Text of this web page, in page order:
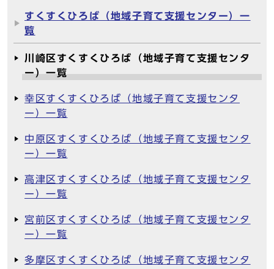
すくすくひろば（地域子育て支援センター）一
覧
川崎区すくすくひろば（地域子育て支援センタ
ー）一覧
幸区すくすくひろば（地域子育て支援センタ
ー）一覧
中原区すくすくひろば（地域子育て支援センタ
ー）一覧
高津区すくすくひろば（地域子育て支援センタ
ー）一覧
宮前区すくすくひろば（地域子育て支援センタ
ー）一覧
多摩区すくすくひろば（地域子育て支援センタ